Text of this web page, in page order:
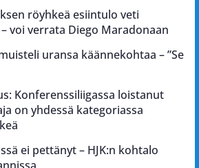
röyhkeä esiintulo veti
voi verrata Diego Maradonaan
uransa käännekohtaa – ”Se
Konferenssiliigassa loistanut
on yhdessä kategoriassa
ei pettänyt – HJK:n kohtalo